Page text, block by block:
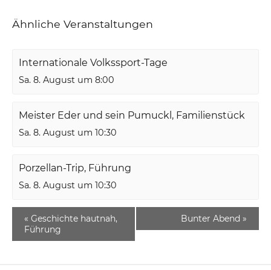
Ähnliche Veranstaltungen
Internationale Volkssport-Tage
Sa. 8. August um 8:00
Meister Eder und sein Pumuckl, Familienstück
Sa. 8. August um 10:30
Porzellan-Trip, Führung
Sa. 8. August um 10:30
« Geschichte hautnah,
Führung
Bunter Abend »